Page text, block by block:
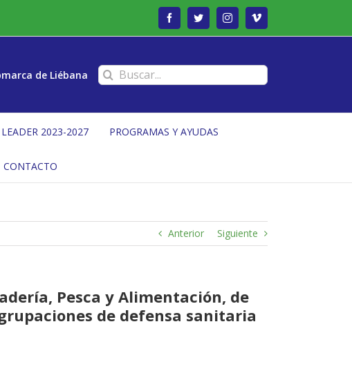
FacebookTwitterInstagramVimeo
de Liébana Buscar:
2023-2027 PROGRAMAS Y AYUDAS
CONTACTO
Anterior Siguiente
Pesca y Alimentación, de
de defensa sanitaria